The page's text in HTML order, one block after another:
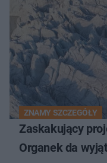
ZNAMY SZCZEGÓŁY
Zaskakujący
Organek da